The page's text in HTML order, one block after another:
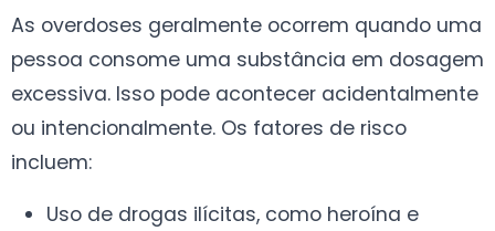
As overdoses geralmente ocorrem quando uma
pessoa consome uma substância em dosagem
excessiva. Isso pode acontecer acidentalmente
ou intencionalmente. Os fatores de risco
incluem:
Uso de drogas ilícitas, como heroína e